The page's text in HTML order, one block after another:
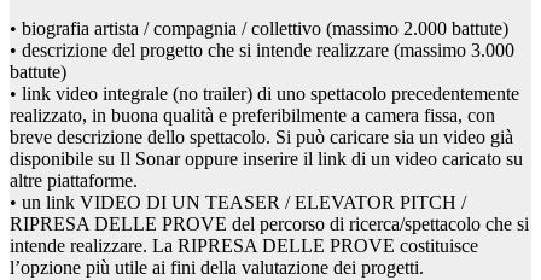
• biografia artista / compagnia / collettivo (massimo 2.000 battute)
• descrizione del progetto che si intende realizzare (massimo 3.000
battute)
• link video integrale (no trailer) di uno spettacolo precedentemente
realizzato, in buona qualità e preferibilmente a camera fissa, con
breve descrizione dello spettacolo. Si può caricare sia un video già
disponibile su Il Sonar oppure inserire il link di un video caricato su
altre piattaforme.
• un link VIDEO DI UN TEASER / ELEVATOR PITCH /
RIPRESA DELLE PROVE del percorso di ricerca/spettacolo che si
intende realizzare. La RIPRESA DELLE PROVE costituisce
l’opzione più utile ai fini della valutazione dei progetti.